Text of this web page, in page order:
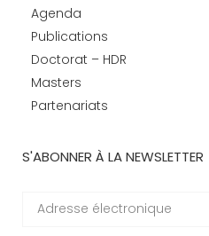
Agenda
Publications
Doctorat – HDR
Masters
Partenariats
S'ABONNER À LA NEWSLETTER